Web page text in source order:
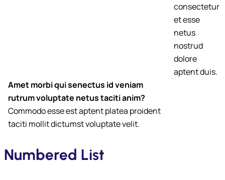
consectetur
et esse
netus
nostrud
dolore
aptent duis.
Amet morbi qui senectus id veniam
rutrum voluptate netus taciti anim?
Commodo esse est aptent platea proident
taciti mollit dictumst voluptate velit.
Numbered List